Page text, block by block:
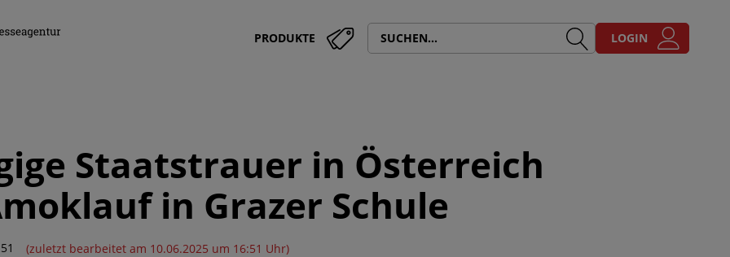
PRODUKTE LOGIN
Staatstrauer in Österreich
in Grazer Schule
(zuletzt bearbeitet am 10.06.2025 um 16:51 Uhr)